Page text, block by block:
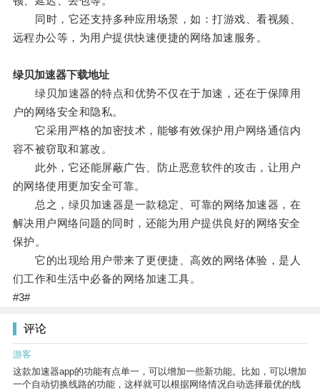
同时，它还支持多种应用场景，如：打游戏、看视频、
远程办公等，为用户提供快速便捷的网络加速服务。
绿贝加速器下载地址
绿贝加速器的特点和优势不仅在于加速，还在于保障用
户的网络安全和隐私。
它采用严格的加密技术，能够有效保护用户网络通信内
容不被窃取和篡改。
此外，它还能屏蔽广告、防止恶意软件的攻击，让用户
的网络使用更加安全可靠。
总之，绿贝加速器是一款稳定、可靠的网络加速器，在
解决用户网络问题的同时，还能为用户提供良好的网络安全
保护。
它的出现给用户带来了更便捷、高效的网络体验，是人
们工作和生活中必备的网络加速工具。
#3#
评论
游客
这款加速器app的功能有点单一，可以增加一些新功能。比如，可以增加
一个自动切换线路的功能，这样就可以根据网络情况自动选择最优的线